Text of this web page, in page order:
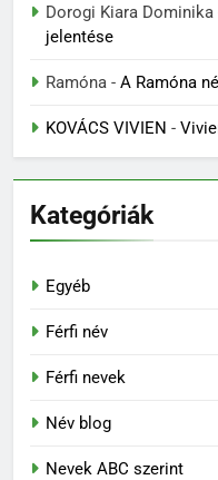
Dorogi Kiara Dominika
jelentése
Ramóna - A Ramóna
KOVÁCS VIVIEN -
Kategóriák
Egyéb
Férfi név
Férfi nevek
Név blog
Nevek ABC szerint